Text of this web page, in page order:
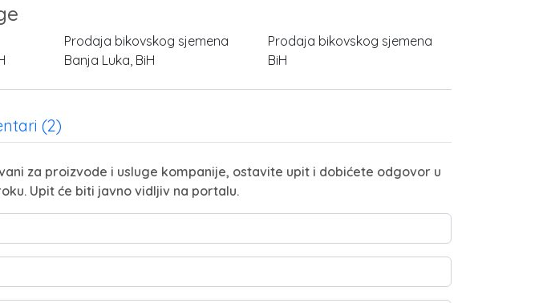
Prodaja bikovskog sjemena
Banja Luka, BiH
Prodaja bikovskog sjemena
BiH
(2)
za proizvode i usluge kompanije, ostavite upit i dobićete odgovor u
Upit će biti javno vidljiv na portalu.